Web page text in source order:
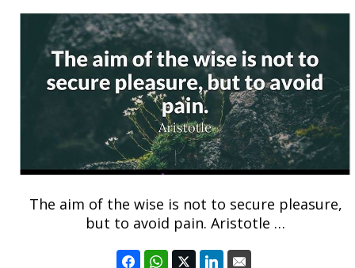
The aim of the wise is not to secure pleasure,
but to avoid pain. Aristotle …